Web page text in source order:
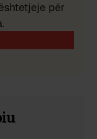
për